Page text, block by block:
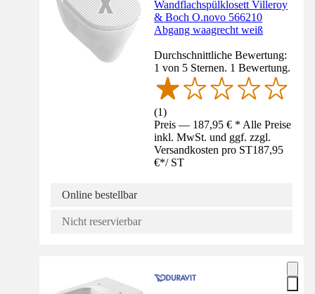
Wandflachspülklosett Villeroy
& Boch O.novo 566210
Abgang waagrecht weiß
Durchschnittliche Bewertung:
1 von 5 Sternen. 1 Bewertung.
(1)
Preis — 187,95 € * Alle Preise
inkl. MwSt. und ggf. zzgl.
Versandkosten pro ST187,95
€*/ ST
Online bestellbar
Nicht reservierbar